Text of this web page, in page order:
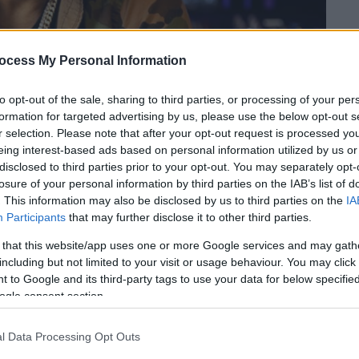
My Personal Information
opt-out of the sale, sharing to third parties, or processing of your
for targeted advertising by us, please use the below opt-out
selection. Please note that after your opt-out request is processed
interest-based ads based on personal information utilized by us
to third parties prior to your opt-out. You may separately
of your personal information by third parties on the IAB’s list of
This information may also be disclosed by us to third parties on the
Participants that may further disclose it to other third parties.
that this website/app uses one or more Google services and may
but not limited to your visit or usage behaviour. You may
to Google and its third-party tags to use your data for below
consent section.
Data Processing Opt Outs
το ΕΘΝΟΣ στη Google
ο ΑμερικανόςράπερMystikal, ο
την επιτυχία «Shake Ya Ass», για υπόθεση